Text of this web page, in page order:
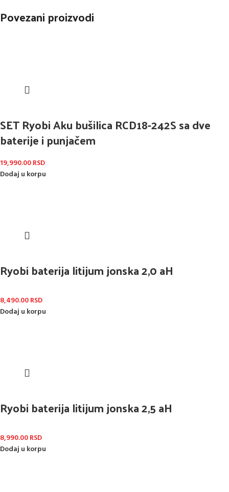
Povezani proizvodi
SET Ryobi Aku bušilica RCD18-242S sa dve
baterije i punjačem
19,990.00RSD
Dodaj u korpu
Ryobi baterija litijum jonska 2,0 aH
8,490.00RSD
Dodaj u korpu
Ryobi baterija litijum jonska 2,5 aH
8,990.00RSD
Dodaj u korpu